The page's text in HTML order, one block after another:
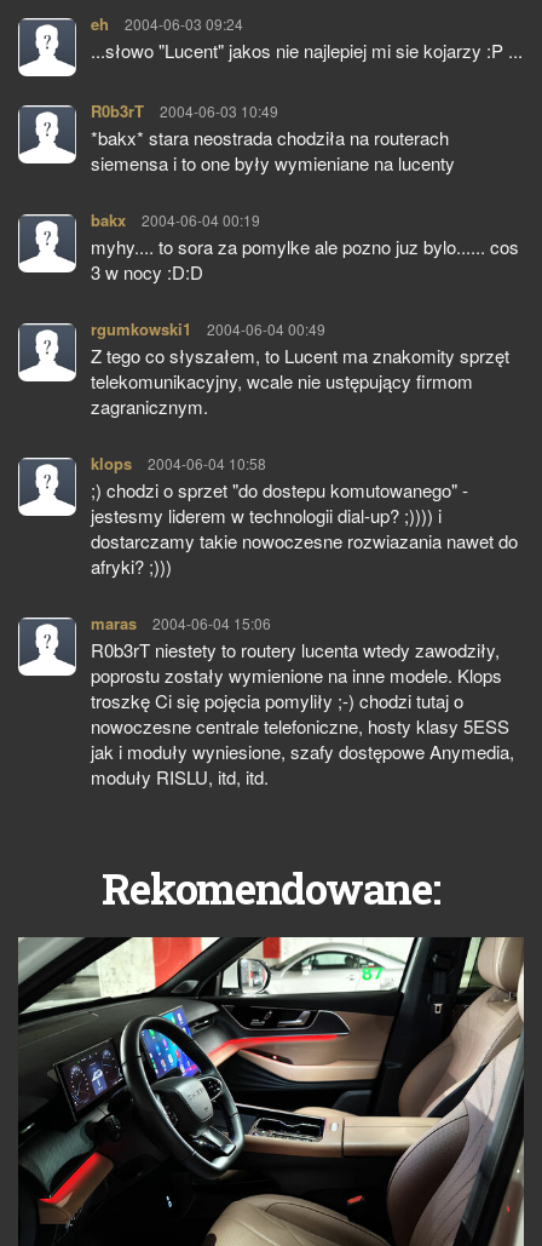
eh pisze:
2004-06-03 09:24
...słowo "Lucent" jakos nie najlepiej mi sie kojarzy :P ...
R0b3rT pisze:
2004-06-03 10:49
*bakx* stara neostrada chodziła na routerach
siemensa i to one były wymieniane na lucenty
bakx pisze:
2004-06-04 00:19
myhy.... to sora za pomylke ale pozno juz bylo...... cos
3 w nocy :D:D
rgumkowski1 pisze:
2004-06-04 00:49
Z tego co słyszałem, to Lucent ma znakomity sprzęt
telekomunikacyjny, wcale nie ustępujący firmom
zagranicznym.
klops pisze:
2004-06-04 10:58
;) chodzi o sprzet "do dostepu komutowanego" -
jestesmy liderem w technologii dial-up? ;)))) i
dostarczamy takie nowoczesne rozwiazania nawet do
afryki? ;)))
maras pisze:
2004-06-04 15:06
R0b3rT niestety to routery lucenta wtedy zawodziły,
poprostu zostały wymienione na inne modele. Klops
troszkę Ci się pojęcia pomyliły ;-) chodzi tutaj o
nowoczesne centrale telefoniczne, hosty klasy 5ESS
jak i moduły wyniesione, szafy dostępowe Anymedia,
moduły RISLU, itd, itd.
Rekomendowane: